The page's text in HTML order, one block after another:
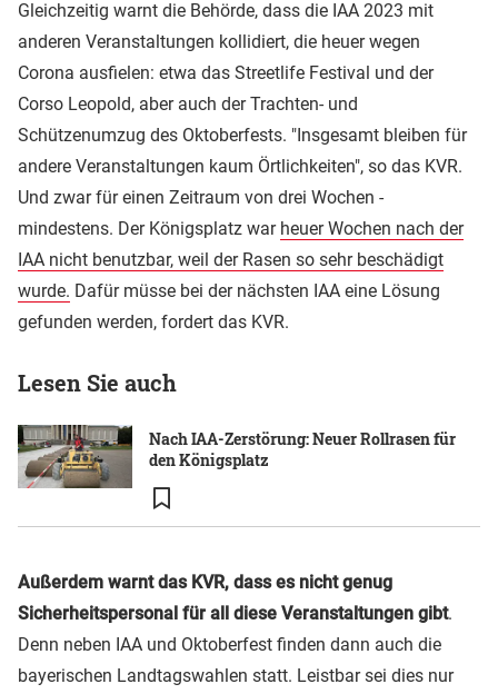
Gleichzeitig warnt die Behörde, dass die IAA 2023 mit
anderen Veranstaltungen kollidiert, die heuer wegen
Corona ausfielen: etwa das Streetlife Festival und der
Corso Leopold, aber auch der Trachten- und
Schützenumzug des Oktoberfests. "Insgesamt bleiben für
andere Veranstaltungen kaum Örtlichkeiten", so das KVR.
Und zwar für einen Zeitraum von drei Wochen -
mindestens. Der Königsplatz war heuer Wochen nach der
IAA nicht benutzbar, weil der Rasen so sehr beschädigt
wurde. Dafür müsse bei der nächsten IAA eine Lösung
gefunden werden, fordert das KVR.
Lesen Sie auch
Nach IAA-Zerstörung: Neuer Rollrasen für
den Königsplatz
Außerdem warnt das KVR, dass es nicht genug
Sicherheitspersonal für all diese Veranstaltungen gibt.
Denn neben IAA und Oktoberfest finden dann auch die
bayerischen Landtagswahlen statt. Leistbar sei dies nur